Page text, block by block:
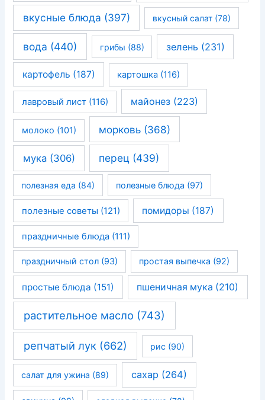
вкусные блюда (397) вкусный салат (78)
вода (440) грибы (88) зелень (231)
картофель (187) картошка (116)
лавровый лист(116) майонез(223)
молоко (101) морковь(368)
мука(306) перец (439)
полезная еда (84) полезные блюда (97)
полезные советы (121) помидоры (187)
праздничные блюда(111)
праздничный стол (93) простая выпечка (92)
простые блюда (151) пшеничная мука (210)
растительное масло (743)
репчатый лук(662) рис (90)
салат для ужина (89) сахар (264)